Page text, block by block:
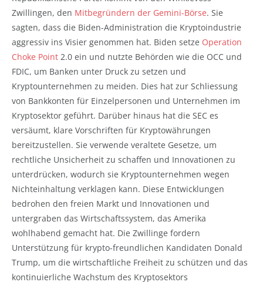
Zwillingen, den Mitbegründern der Gemini-Börse. Sie
sagten, dass die Biden-Administration die Kryptoindustrie
aggressiv ins Visier genommen hat. Biden setze Operation
Choke Point 2.0 ein und nutzte Behörden wie die OCC und
FDIC, um Banken unter Druck zu setzen und
Kryptounternehmen zu meiden. Dies hat zur Schliessung
von Bankkonten für Einzelpersonen und Unternehmen im
Kryptosektor geführt. Darüber hinaus hat die SEC es
versäumt, klare Vorschriften für Kryptowährungen
bereitzustellen. Sie verwende veraltete Gesetze, um
rechtliche Unsicherheit zu schaffen und Innovationen zu
unterdrücken, wodurch sie Kryptounternehmen wegen
Nichteinhaltung verklagen kann. Diese Entwicklungen
bedrohen den freien Markt und Innovationen und
untergraben das Wirtschaftssystem, das Amerika
wohlhabend gemacht hat. Die Zwillinge fordern
Unterstützung für krypto-freundlichen Kandidaten Donald
Trump, um die wirtschaftliche Freiheit zu schützen und das
kontinuierliche Wachstum des Kryptosektors